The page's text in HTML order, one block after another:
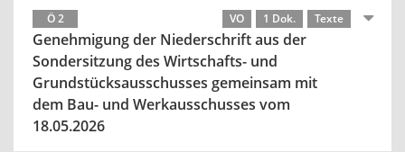
Ö 2 VO 1 Dok. Texte
Genehmigung der Niederschrift aus der
Sondersitzung des Wirtschafts- und
Grundstücksausschusses gemeinsam mit
dem Bau- und Werkausschusses vom
18.05.2026